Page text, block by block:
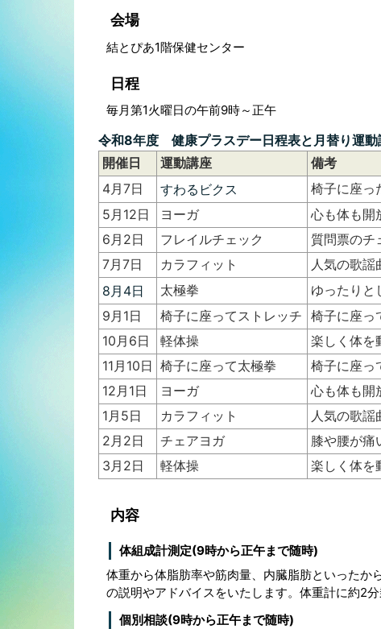
会場
結とぴあ1階保健センター
日程
毎月第1火曜日の午前9時～正午
令和8年度 健康プラスデー日程表と月替り運動
開催日
運動講座
備考
4月7日
すわるビクス
椅子に座っ
5月12日
ヨーガ
心も体も開
6月2日
フレイルチェック
質問票のチ
7月7日
カラフィット
人気の歌
8月4日
太極拳
ゆったりと
9月1日
椅子に座ってストレッチ 椅子に座っ
10月6日
軽体操
楽しく体を
11月10日 椅子に座って太極拳
椅子に座っ
12月1日
ヨーガ
心も体も開
1月5日
カラフィット
人気の歌
2月2日
チェアヨガ
膝や腰が
3月2日
軽体操 楽しく体を
内容
体組成計測定(9時から正午まで随時)
体重から体脂肪率や筋肉量、内臓脂肪といった
の説明やアドバイスをいたします。体重計に約2
個別相談(9時から正午まで随時)